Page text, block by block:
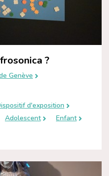
?
Genève
d'exposition
Adolescent
Enfant